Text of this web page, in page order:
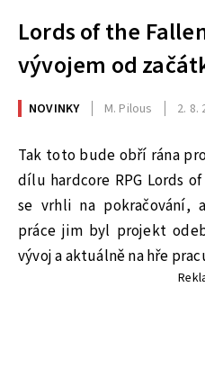
Lords of the
vývojem od
NOVINKY M. Pilous 2. 8.
Tak toto bude obří rána
dílu hardcore RPG Lords
se vrhli na pokračování,
práce jim byl projekt
vývoj a aktuálně na hře